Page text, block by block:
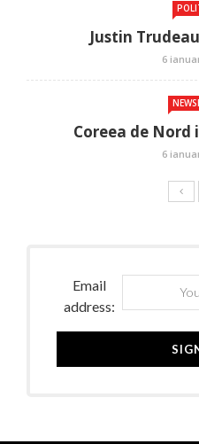
Justin
6
Coreea de
6
Email
address: